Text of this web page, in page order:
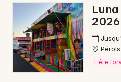
34 - Hérault
Mon email
2026
Pérols
Fête